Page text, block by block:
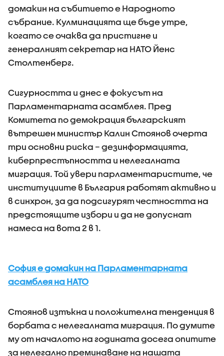
домакин на събитието е Народното
събрание. Кулминацията ще бъде утре,
когато се очаква да пристигне и
генералният секретар на НАТО Йенс
Столтенберг.
Сигурността и днес е фокусът на
Парламентарната асамблея. Пред
Комитета по демокрация българският
вътрешен министър Калин Стоянов очерта
три основни риска – дезинформацията,
киберпрестъпността и нелегалната
миграция. Той увери парламентаристите, че
институциите в България работят активно и
в синхрон, за да подсигурят честността на
предстоящите избори и да не допуснат
намеса на вота 2 в 1.
София е домакин на Парламентарната
асамблея на НАТО
Стоянов изтъкна и положителна тенденция в
борбата с нелегалната миграция. По думите
му от началото на годината досега опитите
за нелегално преминаване на нашата